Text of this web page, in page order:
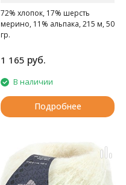
72% хлопок, 17% шерсть
мерино, 11% альпака, 215 м, 50
гр.
пряжа.
1 165 руб.
В наличии
Подробнее